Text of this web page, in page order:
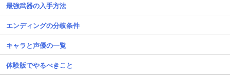
最強武器の入手方法
エンディングの分岐条件
キャラと声優の一覧
体験版でやるべきこと